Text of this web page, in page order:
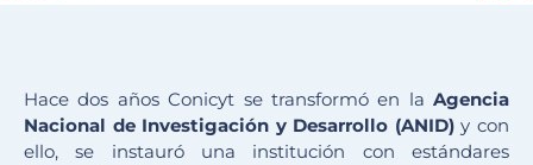
Hace dos años Conicyt se transformó en la Agencia
Nacional de Investigación y Desarrollo (ANID)y con
ello, se instauró una institución con estándares